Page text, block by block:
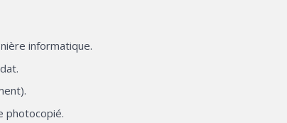
informatique.
photocopié.